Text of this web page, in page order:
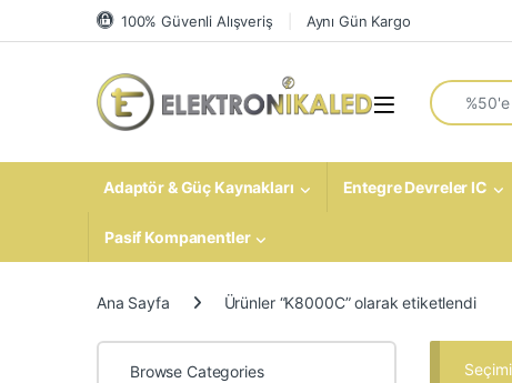
Skip to navigation
Skip to content 100% Güvenli Alışveriş Aynı Gün Kargo
Open
Search for:
Adaptör & Güç Kaynakları Entegre Devreler IC
Pasif Kompanentler
Ana Sayfa Ürünler “K8000C” olarak etiketlendi
Browse Categories